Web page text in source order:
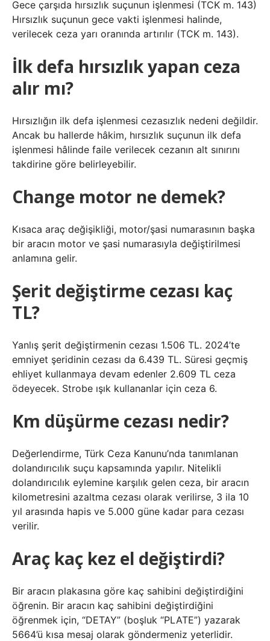
Gece çarşıda hırsızlık suçunun işlenmesi (TCK m. 143)
Hırsızlık suçunun gece vakti işlenmesi halinde,
verilecek ceza yarı oranında artırılır (TCK m. 143).
İlk defa hırsızlık yapan ceza
alır mı?
Hırsızlığın ilk defa işlenmesi cezasızlık nedeni değildir.
Ancak bu hallerde hâkim, hırsızlık suçunun ilk defa
işlenmesi hâlinde faile verilecek cezanın alt sınırını
takdirine göre belirleyebilir.
Change motor ne demek?
Kısaca araç değişikliği, motor/şasi numarasının başka
bir aracın motor ve şasi numarasıyla değiştirilmesi
anlamına gelir.
Şerit değiştirme cezası kaç
TL?
Yanlış şerit değiştirmenin cezası 1.506 TL. 2024’te
emniyet şeridinin cezası da 6.439 TL. Süresi geçmiş
ehliyet kullanmaya devam edenler 2.609 TL ceza
ödeyecek. Strobe ışık kullananlar için ceza 6.
Km düşürme cezası nedir?
Değerlendirme, Türk Ceza Kanunu’nda tanımlanan
dolandırıcılık suçu kapsamında yapılır. Nitelikli
dolandırıcılık eylemine karşılık gelen ceza, bir aracın
kilometresini azaltma cezası olarak verilirse, 3 ila 10
yıl arasında hapis ve 5.000 güne kadar para cezası
verilir.
Araç kaç kez el değiştirdi?
Bir aracın plakasına göre kaç sahibini değiştirdiğini
öğrenin. Bir aracın kaç sahibini değiştirdiğini
öğrenmek için, “DETAY” (boşluk “PLATE”) yazarak
5664’ü kısa mesaj olarak göndermeniz yeterlidir.